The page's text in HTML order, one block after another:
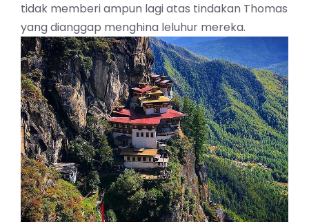
tidak memberi ampun lagi atas tindakan Thomas
yang dianggap menghina leluhur mereka.